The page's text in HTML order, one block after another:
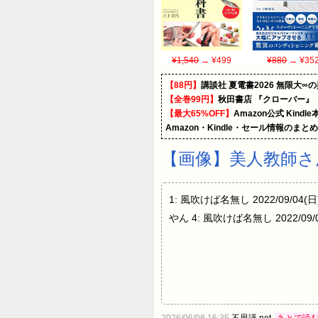
¥1,540 → ¥499 ¥880→
【88円】 講談社 夏電書2026 無限大∞
【全巻99円】 秋田書店 『クローバー』
【最大65%OFF】 Amazon公式 Kindle
Amazon・Kindle・セール情報のまと
【画像】美人教師
1: 風吹けば名無し 2022/09/04(
やん 4: 風吹けば名無し 2022/